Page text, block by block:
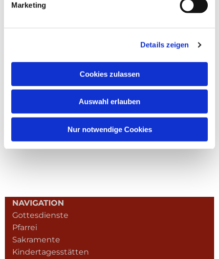
Marketing
Details zeigen
Cookies zulassen
Auswahl erlauben
Nur notwendige Cookies
NAVIGATION
Gottesdienste
Pfarrei
Sakramente
Kindertagesstätten